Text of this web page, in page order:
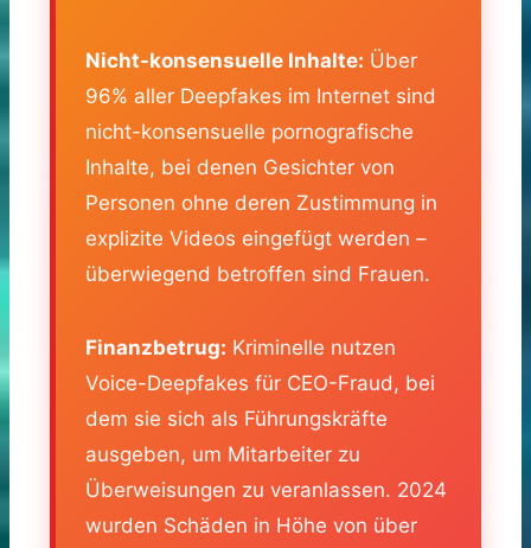
Nicht-konsensuelle Inhalte: Über
96% aller Deepfakes im Internet sind
nicht-konsensuelle pornografische
Inhalte, bei denen Gesichter von
Personen ohne deren Zustimmung in
explizite Videos eingefügt werden –
überwiegend betroffen sind Frauen.
Finanzbetrug: Kriminelle nutzen
Voice-Deepfakes für CEO-Fraud, bei
dem sie sich als Führungskräfte
ausgeben, um Mitarbeiter zu
Überweisungen zu veranlassen. 2024
wurden Schäden in Höhe von über